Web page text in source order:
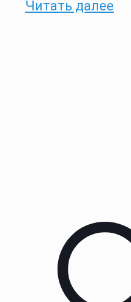
Читать далее